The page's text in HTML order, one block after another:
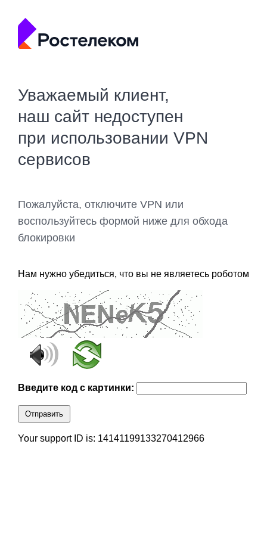
Уважаемый клиент,
наш сайт недоступен
при использовании VPN
сервисов
Пожалуйста, отключите VPN или
воспользуйтесь формой ниже для обхода
блокировки
Нам нужно убедиться, что вы не являетесь роботом
Введите код с картинки:
Отправить
Your support ID is: 14141199133270412966